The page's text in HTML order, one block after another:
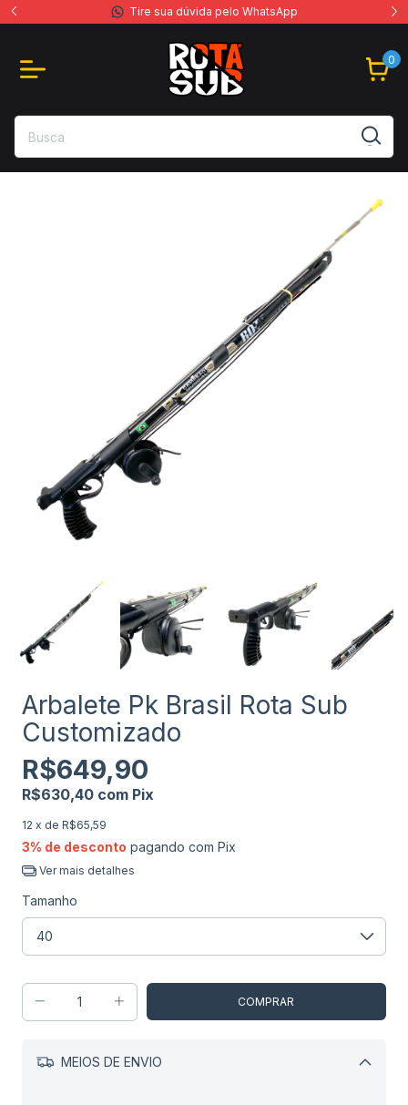
Tire sua dúvida pelo WhatsApp
0
Arbalete Pk Brasil Rota Sub
Customizado
R$649,90
R$630,40 com Pix
12 x de R$65,59
3% de desconto pagando com Pix
Ver mais detalhes
Tamanho
MEIOS DE ENVIO